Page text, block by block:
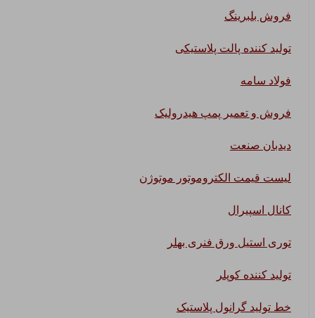
فروش بلبرینگ
تولید کننده پالت پلاستیکی
فولاد سامه
فروش و تعمیر پمپ هیدرولیک
دیدبان صنعت
لیست قیمت الکتروموتور موتوژن
کانال اسپیرال
توری استیل ورق فنری بهلر
تولید کننده کوپلر
خط تولید گرانول پلاستیک